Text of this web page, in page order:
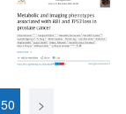
50 >